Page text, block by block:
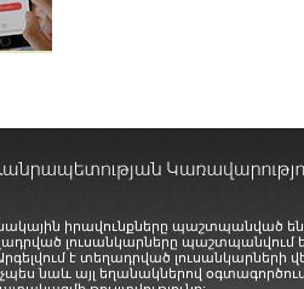
իրավունքները պաշտպանված
լուսանկարները
է տեղադրված
նաև այլ եղանակներով